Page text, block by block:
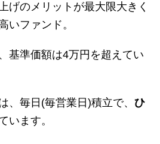
げのメリットが最大限大きく
いファンド。
、基準価額は4万円を超えてい
、毎日(毎営業日)積立で、 ひ
います。